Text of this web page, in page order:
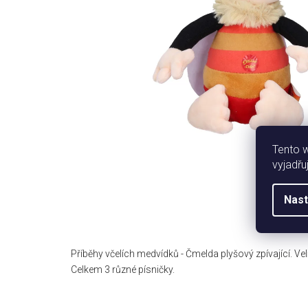
Tento
Příběhy včelích medvídků - Čmelda plyšový zpívající.
Celkem 3 různé písničky.